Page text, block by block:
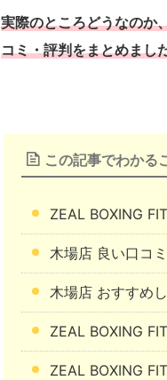
実際のところどうなのか
コミ・評判をまとめまし
この記事でわかる
ZEAL BOXING
木場店 良い口コ
木場店 おすすめ
ZEAL BOXING
ZEAL BOXING